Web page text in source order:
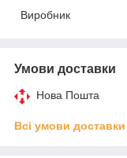
Виробник
Умови доставки
Нова Пошта
Всі умови доставки